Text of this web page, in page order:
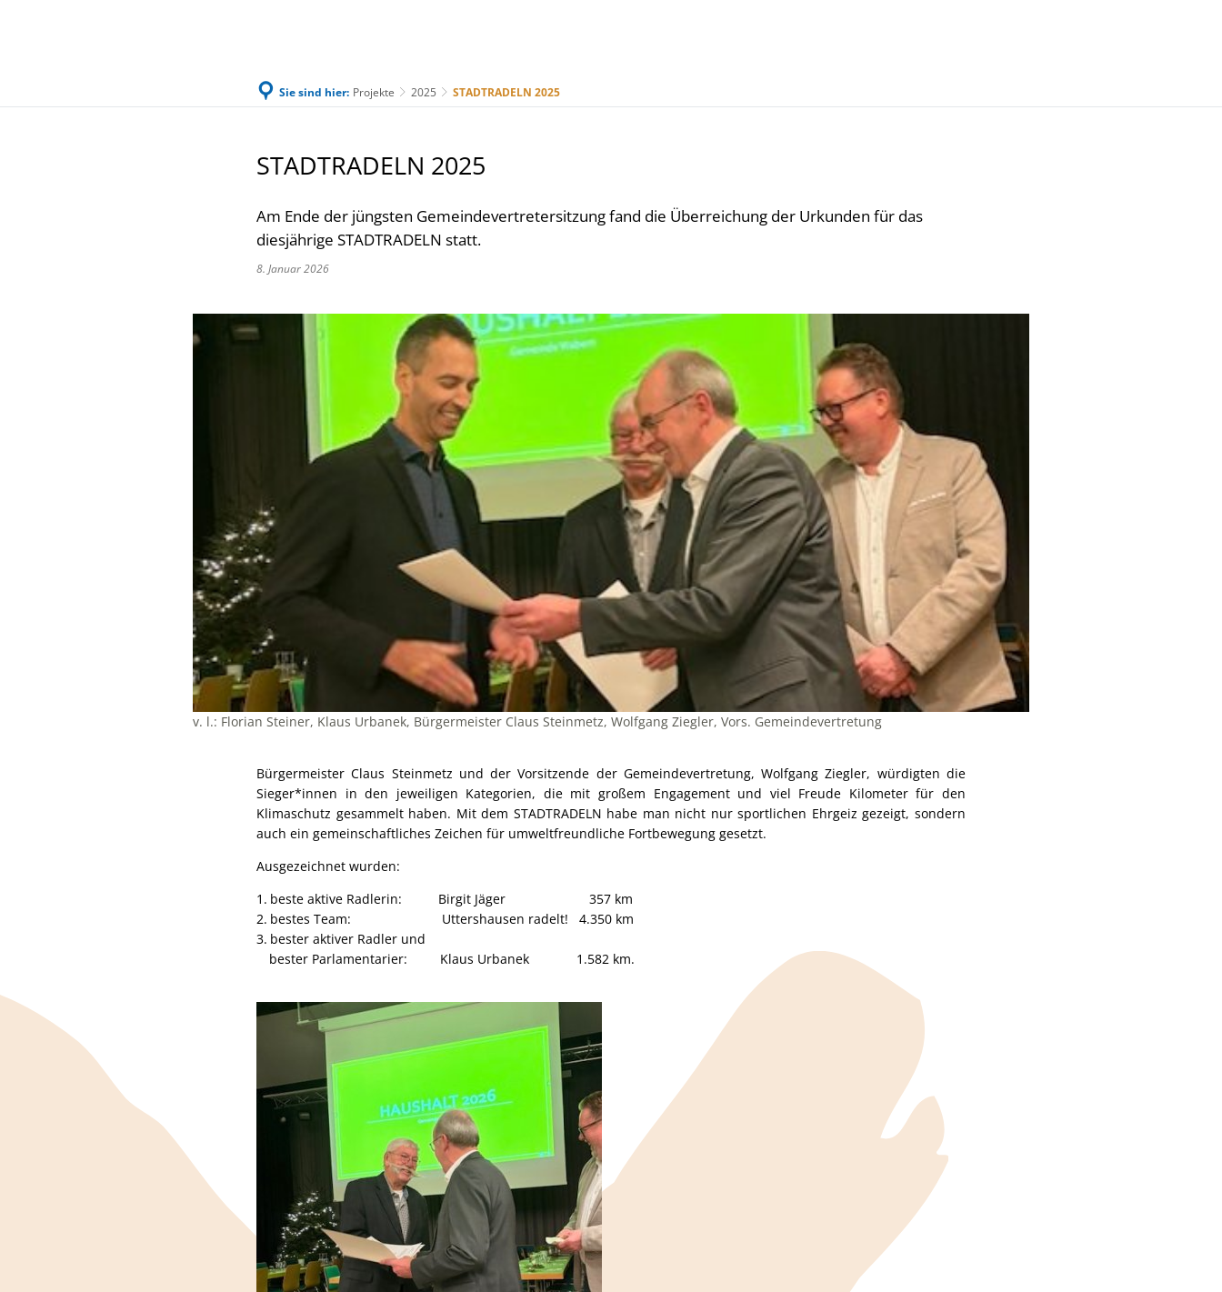
Familie & Leben Bürgerservice & Rathaus Freizeit & Tourismus Wirtschaft & Handel Kultur- Termine - Veranstaltungen
Sie sind hier: Projekte 2025 STADTRADELN 2025
STADTRADELN 2025
Am Ende der jüngsten Gemeindevertretersitzung fand die Überreichung der Urkunden für das
diesjährige STADTRADELN statt.
8. Januar 2026
v. l.: Florian Steiner, Klaus Urbanek, Bürgermeister Claus Steinmetz, Wolfgang Ziegler, Vors. Gemeindevertretung
Bürgermeister Claus Steinmetz und der Vorsitzende der Gemeindevertretung, Wolfgang Ziegler, würdigten die
Sieger*innen in den jeweiligen Kategorien, die mit großem Engagement und viel Freude Kilometer für den
Klimaschutz gesammelt haben. Mit dem STADTRADELN habe man nicht nur sportlichen Ehrgeiz gezeigt, sondern
auch ein gemeinschaftliches Zeichen für umweltfreundliche Fortbewegung gesetzt.
Ausgezeichnet wurden:
beste aktive Radlerin: Birgit Jäger 357 km
bestes Team: Uttershausen radelt! 4.350 km
bester aktiver Radler und
bester Parlamentarier: Klaus Urbanek 1.582 km.